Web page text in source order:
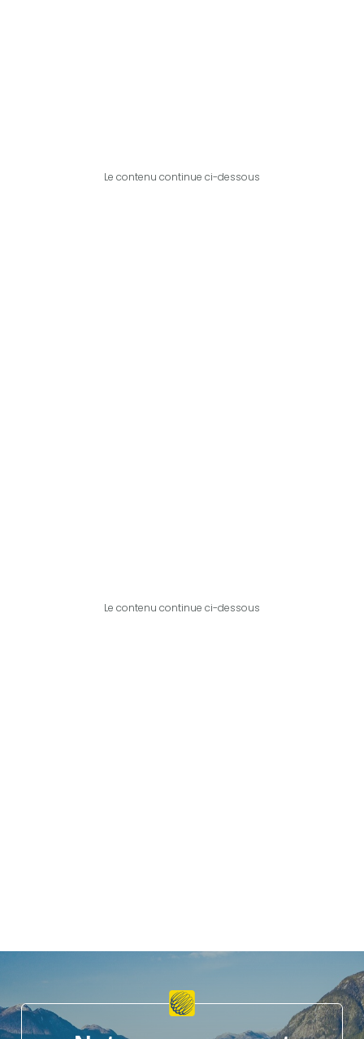
Le contenu continue ci-dessous
Le contenu continue ci-dessous